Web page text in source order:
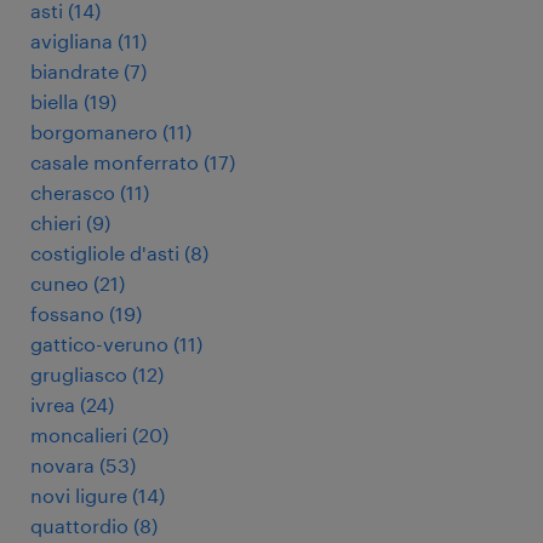
asti (14)
avigliana (11)
biandrate (7)
biella (19)
borgomanero (11)
casale monferrato (17)
cherasco (11)
chieri (9)
costigliole d'asti (8)
cuneo (21)
fossano (19)
gattico-veruno (11)
grugliasco (12)
ivrea (24)
moncalieri (20)
novara (53)
novi ligure (14)
quattordio (8)